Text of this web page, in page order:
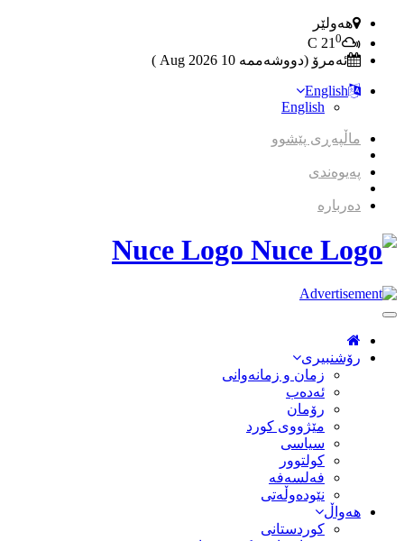
هەولێر
21 0
ئەمرۆ (دووشەممە 10 2026 Aug )
English
English
ماڵپەڕی پێشوو
پەیوەندی
دەربارە
Nuce Logo
Toggle
Navigation
رۆشنبیری
زمان و زمانه‌وانی
ئەدەب
رۆمان
مێژووى کورد
سیاسى
کولتوور
فەلسەفە
نێودەوڵەتی
هەواڵ
کوردستانی